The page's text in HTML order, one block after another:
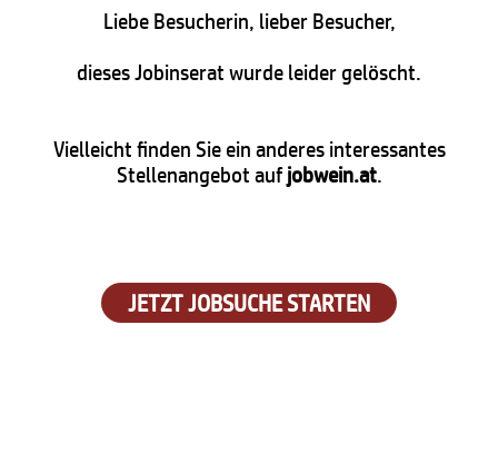
Liebe Besucherin, lieber Besucher,
dieses Jobinserat wurde leider gelöscht.
Vielleicht finden Sie ein anderes interessantes
Stellenangebot aufjobwein.at.
JETZT JOBSUCHE STARTEN